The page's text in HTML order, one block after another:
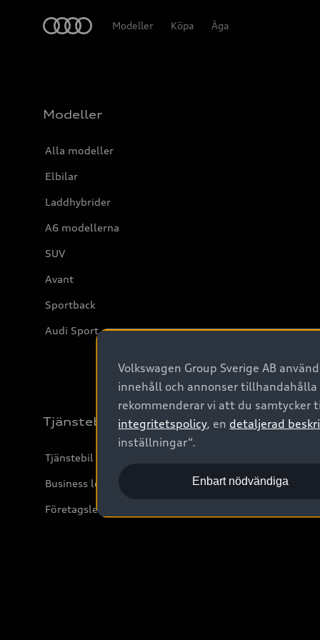
Modeller Köpa Äga
Modeller
Alla modeller
Elbilar
Laddhybrider
A6 modellerna
SUV
Avant
Sportback
Audi Sport
Tjänstebil
Tjänstebil
Business lease online
Företagsleasing
Volkswagen Group Sverige AB
innehåll och annonser
rekommenderar vi att du samtycker
integritetspolicy, en detaljerad
inställningar“.
Enbart nödvändiga